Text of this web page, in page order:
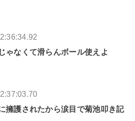
ゃなくて滑らんボール使えよ
擁護されたから涙目で菊池叩き記